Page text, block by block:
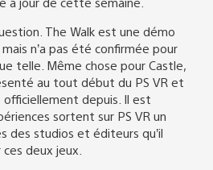
The Walk est une démo
n’a pas été confirmée pour
telle. Même chose pour Castle,
au tout début du PS VR et
officiellement depuis. Il est
sortent sur PS VR un
des studios et éditeurs qu’il
deux jeux.